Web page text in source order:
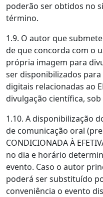
poderão ser obtidos no
término.
1.9. O autor que
de que concorda com o
própria imagem para
ser disponibilizados
digitais relacionadas ao
divulgação científica,
1.10. A disponibilização
de comunicação oral
CONDICIONADA À
no dia e horário
evento. Caso o autor
poderá ser substituído
conveniência o evento